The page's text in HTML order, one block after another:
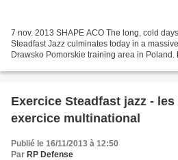
7 nov. 2013 SHAPE ACO The long, cold
Steadfast Jazz culminates today in a
Drawsko Pomorskie training area in Poland.
Exercice Steadfast jazz -
exercice multinational
Publié le 16/11/2013 à 12:50
Par RP Defense